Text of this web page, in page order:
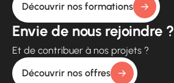
Découvrir nos formations
Envie de nous rejoindre ?
Et de contribuer à nos projets ?
Découvrir nos offres